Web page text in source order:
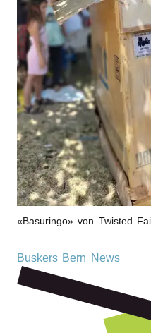
«Basu­rin­go» von Twis­ted
Buskers Bern News